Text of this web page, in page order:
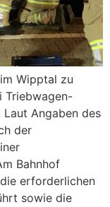
Wipptal zu
Triebwagen-
Laut Angaben des
der
Bahnhof
erforderlichen
sowie die